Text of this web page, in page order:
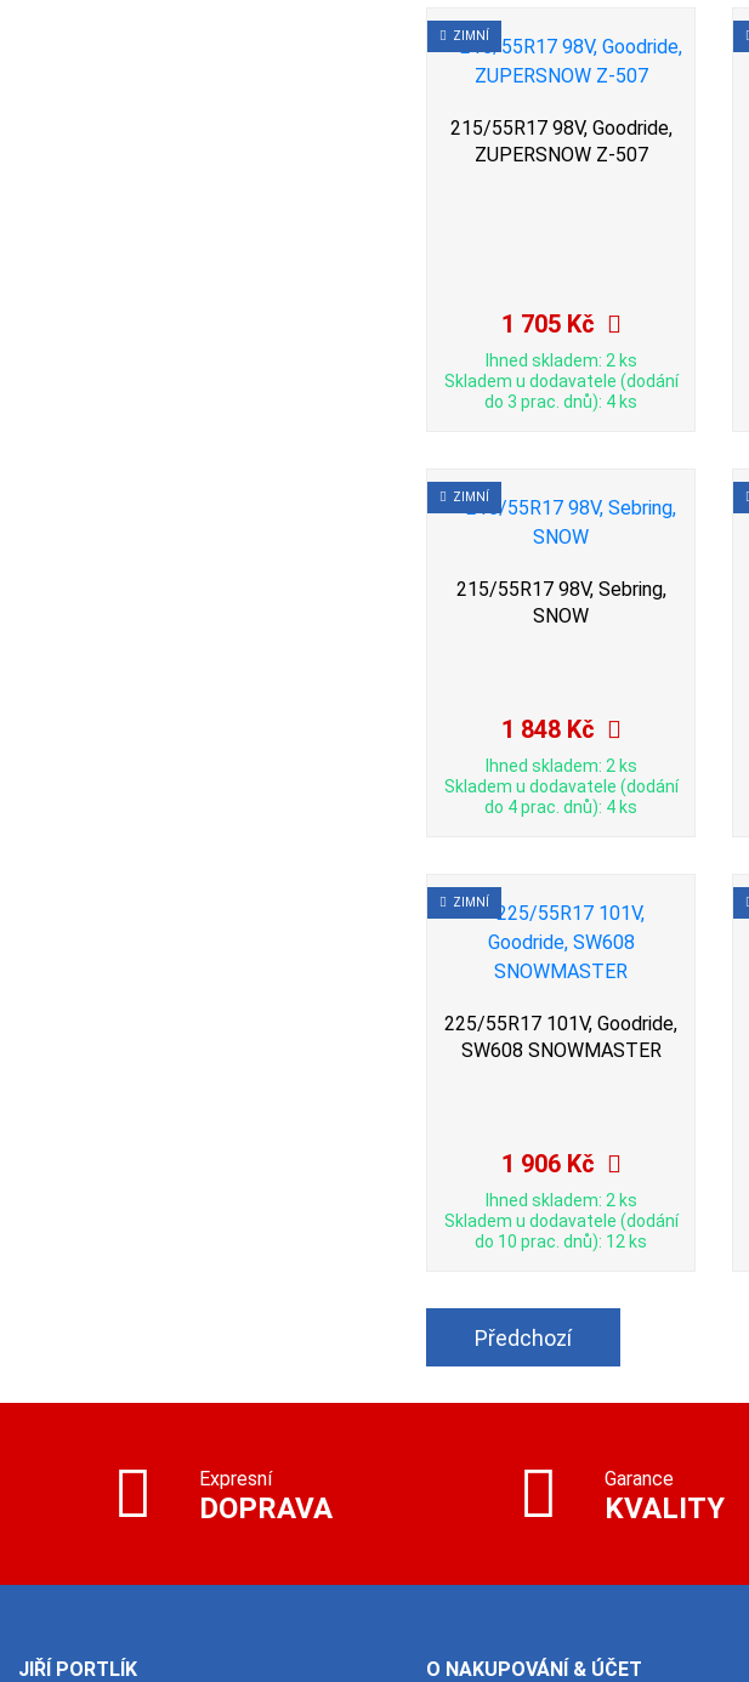
ZIMNÍ
215/55R17 98V, Goodride,
ZUPERSNOW Z-507
1 705 Kč
Ihned skladem: 2 ks
Skladem u dodavatele (dodání
do 3 prac. dnů): 4 ks
ZIMNÍ
215/55R17 98V, Sebring,
SNOW
1 848 Kč
Ihned skladem: 2 ks
Skladem u dodavatele (dodání
do 4 prac. dnů): 4 ks
ZIMNÍ
225/55R17 101V, Goodride,
SW608 SNOWMASTER
1 906 Kč
Ihned skladem: 2 ks
Skladem u dodavatele (dodání
do 10 prac. dnů): 12 ks
Předchozí
Expresní
DOPRAVA
Garance
KVALITY
JIŘÍ PORTLÍK O NAKUPOVÁNÍ & ÚČET